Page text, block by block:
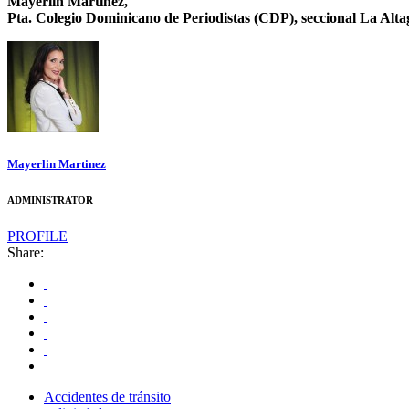
Pta. Colegio Dominicano de Periodistas (CDP), seccional La
Mayerlin Martinez
ADMINISTRATOR
PROFILE
Share:
Accidentes de tránsito